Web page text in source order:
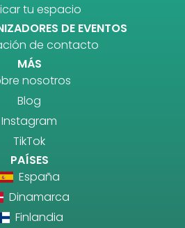
tu espacio
DE EVENTOS
de contacto
MÁS
nosotros
Blog
Instagram
TikTok
PAÍSES
España
Dinamarca
Finlandia